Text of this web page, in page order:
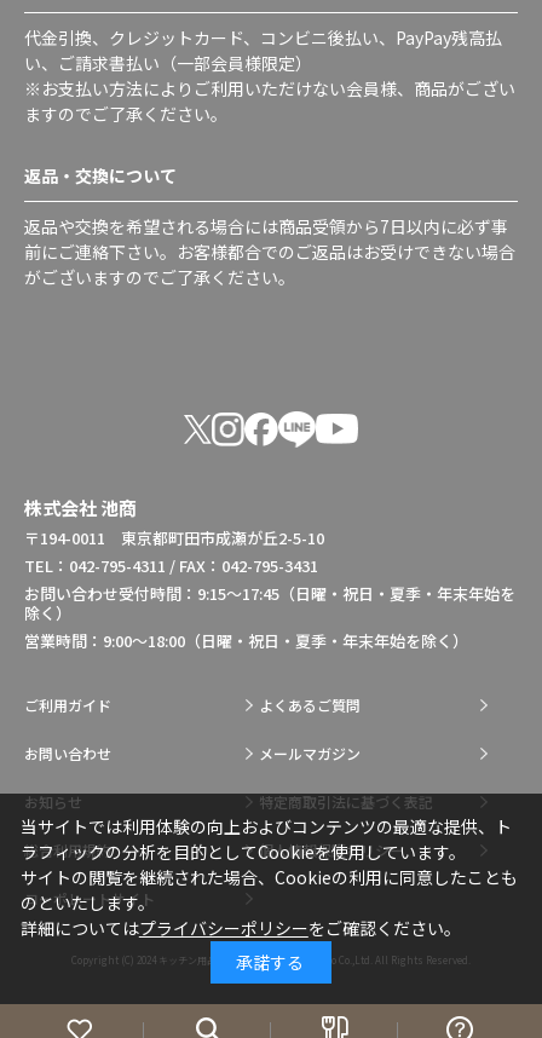
代金引換、クレジットカード、コンビニ後払い、PayPay残高払
い、ご請求書払い（一部会員様限定）
※お支払い方法によりご利用いただけない会員様、商品がござい
ますのでご了承ください。
返品・交換について
返品や交換を希望される場合には商品受領から7日以内に必ず事
前にご連絡下さい。お客様都合でのご返品はお受けできない場合
がございますのでご了承ください。
株式会社 池商
〒194-0011 東京都町田市成瀬が丘2-5-10
TEL：042-795-4311 / FAX：042-795-3431
お問い合わせ受付時間：9:15～17:45（日曜・祝日・夏季・年末年始を
除く）
営業時間：9:00～18:00（日曜・祝日・夏季・年末年始を除く）
ご利用ガイド よくあるご質問
お問い合わせ メールマガジン
お知らせ 特定商取引法に基づく表記
総合利用規約 個人情報保護ポリシー
コーポレートサイト
Copyright (C) 2024 キッチン用品・調理用品の通販はIkesho Co.,Ltd. All Rights Reserved.
当サイトでは利用体験の向上およびコンテンツの最適な提供、ト
ラフィックの分析を目的としてCookieを使用しています。
サイトの閲覧を継続された場合、Cookieの利用に同意したことも
のといたします。
詳細についてはプライバシーポリシーをご確認ください。
承諾する